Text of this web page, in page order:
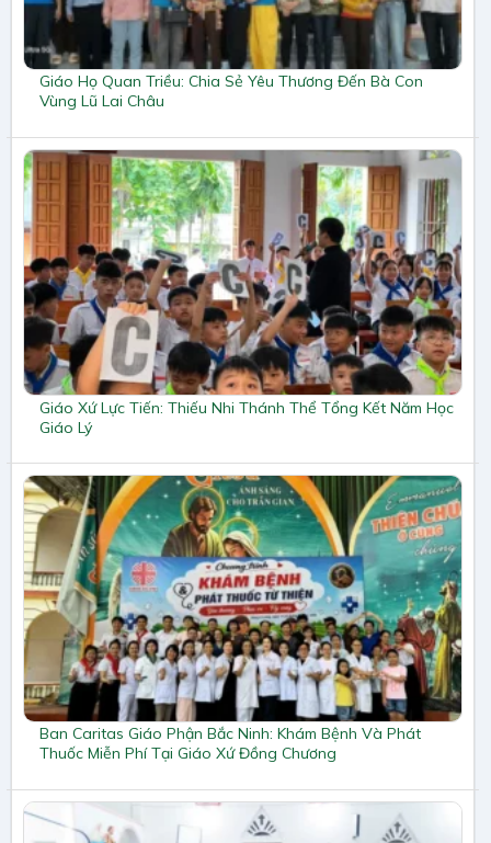
Giáo Họ Quan Triều: Chia Sẻ Yêu Thương Đến Bà Con
Vùng Lũ Lai Châu
Giáo Xứ Lực Tiến: Thiếu Nhi Thánh Thể Tổng Kết Năm Học
Giáo Lý
Ban Caritas Giáo Phận Bắc Ninh: Khám Bệnh Và Phát
Thuốc Miễn Phí Tại Giáo Xứ Đồng Chương